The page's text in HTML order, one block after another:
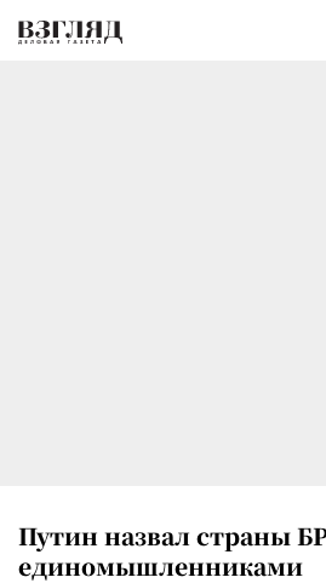
Путин назвал страны
единомышленниками